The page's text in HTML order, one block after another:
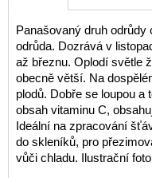
Panašovaný druh
odrůda. Dozrává v
až březnu. Oplodí světle
obecně větší. Na
plodů. Dobře se loupou
obsah vitaminu C,
Ideální na zpracování
do skleníků, pro
vůči chladu. Ilustrační